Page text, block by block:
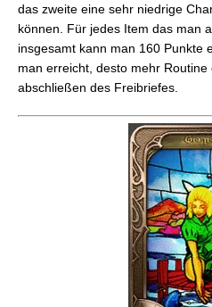
das zweite eine sehr niedrige
können. Für jedes Item das man
insgesamt kann man 160 Punkte
man erreicht, desto mehr
abschließen des Freibriefes.